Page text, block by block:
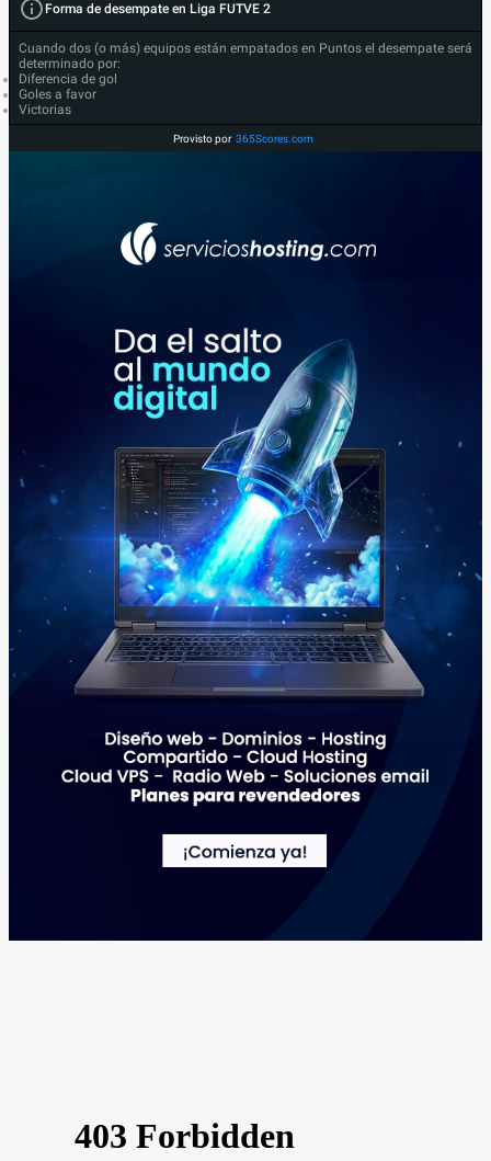
Forma de desempate en Liga FUTVE 2
Cuando dos (o más) equipos están empatados en Puntos el desempate será
determinado por:
Diferencia de gol
Goles a favor
Victorias
Provisto por 365Scores.com